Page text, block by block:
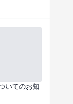
いてのお知